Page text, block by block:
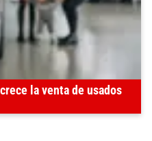
la venta de usados